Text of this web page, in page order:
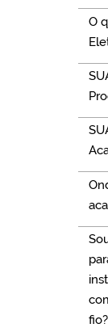
O
fio?